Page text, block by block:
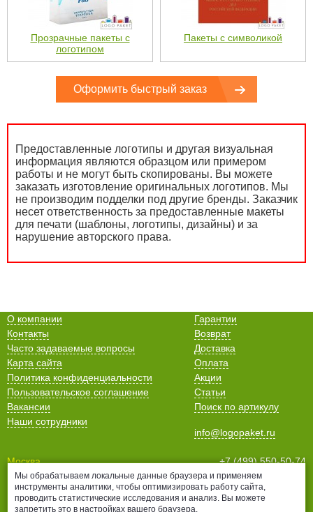
Прозрачные пакеты с
логотипом
Пакеты с символикой
Оформить быстрый заказ
Предоставленные логотипы и другая визуальная
информация являются образцом или примером
работы и не могут быть скопированы. Вы можете
заказать изготовление оригинальных логотипов. Мы
не производим подделки под другие бренды. Заказчик
несет ответственность за предоставленные макеты
для печати (шаблоны, логотипы, дизайны) и за
нарушение авторского права.
Гарантии
Возврат
Доставка
Оплата
Акции
Статьи
Поиск по артикулу
info@logopaket.ru
О компании
Контакты
Часто задаваемые вопросы
Карта сайта
Политика конфиденциальности
Пользовательское соглашение
Вакансии
Наши сотрудники
Москва
+7 (499) 550-50-74
Санкт-Петербург
+7 (812) 678-99-38
Нижний Новгород
+7 (831) 435-16-76
Белгород
Мы обрабатываем локальные данные браузера и применяем
инструменты аналитики, чтобы оптимизировать работу сайта,
проводить статистические исследования и анализ. Вы можете
запретить это в настройках вашего браузера.